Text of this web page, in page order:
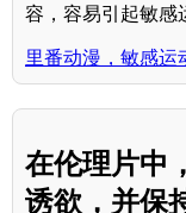
容，容易引起敏感
里番动漫，敏感运
在伦理片中
诱欲，并保